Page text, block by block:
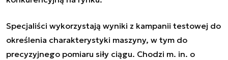
Specjaliści wykorzystają wyniki z kampanii testowej do
określenia charakterystyki maszyny, w tym do
precyzyjnego pomiaru siły ciągu. Chodzi m. in. o